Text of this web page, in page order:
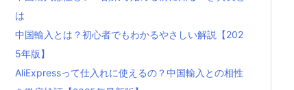
は
中国輸入とは？初心者でもわかるやさしい解説【202
5年版】
AliExpressって仕入れに使えるの？中国輸入との相性